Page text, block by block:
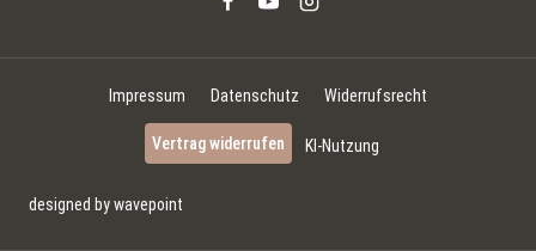
Impressum Datenschutz Widerrufsrecht
Vertrag widerrufen KI-Nutzung
designed by wavepoint